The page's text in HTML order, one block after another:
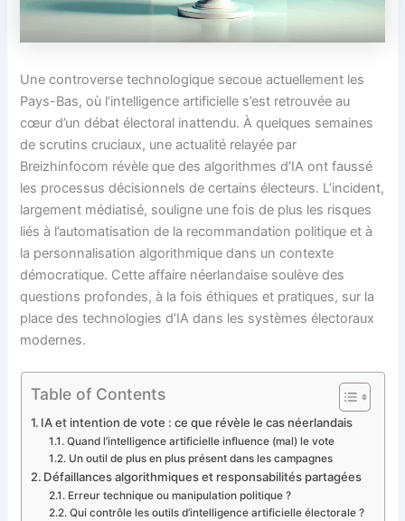
Une controverse technologique secoue actuellement les
Pays-Bas, où l’intelligence artificielle s’est retrouvée au
cœur d’un débat électoral inattendu. À quelques semaines
de scrutins cruciaux, une actualité relayée par
Breizhinfocom révèle que des algorithmes d’IA ont faussé
les processus décisionnels de certains électeurs. L’incident,
largement médiatisé, souligne une fois de plus les risques
liés à l’automatisation de la recommandation politique et à
la personnalisation algorithmique dans un contexte
démocratique. Cette affaire néerlandaise soulève des
questions profondes, à la fois éthiques et pratiques, sur la
place des technologies d’IA dans les systèmes électoraux
modernes.
Table of Contents
IA et intention de vote : ce que révèle le cas néerlandais
Quand l’intelligence artificielle influence (mal) le vote
Un outil de plus en plus présent dans les campagnes
Défaillances algorithmiques et responsabilités partagées
Erreur technique ou manipulation politique ?
Qui contrôle les outils d’intelligence artificielle électorale ?